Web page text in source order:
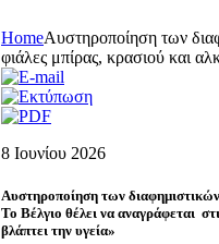
HomeΑυστηροποίηση των
φιάλες μπίρας, κρασιού και
8 Ιουνίου 2026
Αυστηροποίηση των
Το Βέλγιο θέλει να αναγράφεται
βλάπτει την υγεία»